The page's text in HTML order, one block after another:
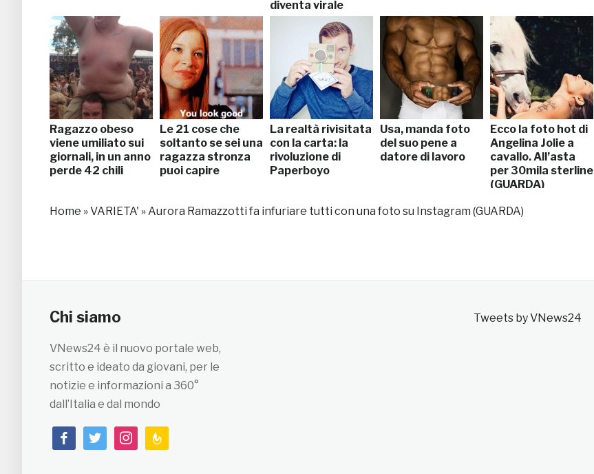
diventa virale
Ragazzo obeso
viene umiliato sui
giornali, in un anno
perde 42 chili
Le 21 cose che
soltanto se sei una
ragazza stronza
puoi capire
La realtà rivisitata
con la carta: la
rivoluzione di
Paperboyo
Usa, manda foto
del suo pene a
datore di lavoro
Ecco la foto hot di
Angelina Jolie a
cavallo. All’asta
per 30mila sterline
(GUARDA)
Home »VARIETA' » Aurora Ramazzotti fa infuriare tutti con una foto su Instagram (GUARDA)
Chi siamo
VNews24 è il nuovo portale web,
scritto e ideato da giovani, per le
notizie e informazioni a 360°
dall’Italia e dal mondo
facebooktwitterinstagramfeedburner
Tweets by VNews24